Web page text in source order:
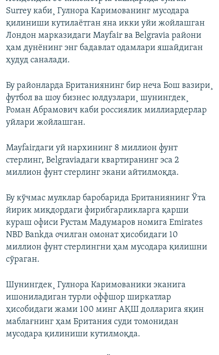
Surrey каби¸ Гулнора Каримованинг мусодара
қилиниши кутилаëтган яна икки уйи жойлашган
Лондон марказидаги Mayfair ва Belgravia райони
ҳам дунëнинг энг бадавлат одамлари яшайдиган
ҳудуд саналади.
Бу районларда Британиянинг бир неча Бош вазири¸
футбол ва шоу бизнес юлдузлари¸ шунингдек¸
Роман Абрамович каби россиялик миллиардерлар
уйлари жойлашган.
Mayfairдаги уй нархининг 8 миллион фунт
стерлинг, Belgraviaдаги квартиранинг эса 2
миллион фунт стерлинг экани айтилмоқда.
Бу кўчмас мулклар баробарида Британиянинг Ўта
йирик миқдордаги фирибгарликларга қарши
кураш офиси Рустам Мадумаров номига Emirates
NBD Bankда очилган омонат ҳисобидаги 10
миллион фунт стерлингни ҳам мусодара қилишни
сўраган.
Шунингдек¸ Гулнора Каримованики эканига
ишониладиган турли оффшор ширкатлар
ҳисобидаги жами 100 минг АҚШ долларига яқин
маблағнинг ҳам Британия суди томонидан
мусодара қилиниши кутилмоқда.